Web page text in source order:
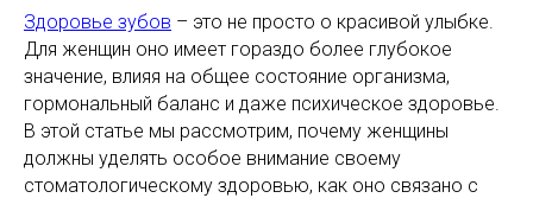
Здоровье зубов – это не просто о красивой улыбке.
Для женщин оно имеет гораздо более глубокое
значение, влияя на общее состояние организма,
гормональный баланс и даже психическое здоровье.
В этой статье мы рассмотрим, почему женщины
должны уделять особое внимание своему
стоматологическому здоровью, как оно связано с